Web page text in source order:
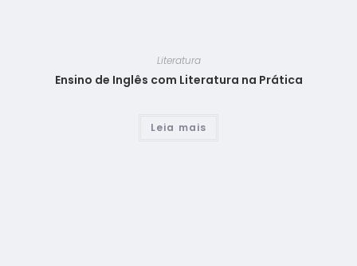
Literatura
Ensino de Inglês com Literatura na Prática
Leia mais